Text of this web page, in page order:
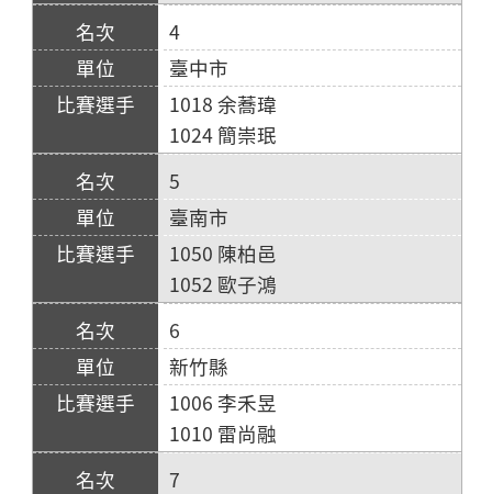
4
臺中市
1018 余蕎瑋
1024 簡崇珉
5
臺南市
1050 陳柏邑
1052 歐子鴻
6
新竹縣
1006 李禾昱
1010 雷尚融
7